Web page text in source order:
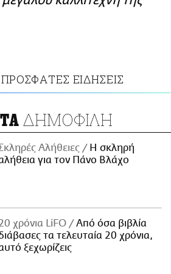
ΠΡΟΣΦΑΤΕΣ ΕΙΔΗΣΕΙΣ
ΔΗΜΟΦΙΛΗ
Αλήθειες
H σκληρή
για τον Πάνο Βλάχο
χρόνια LiFO
Από όσα βιβλία
τα τελευταία 20 χρόνια,
ξεχωρίζεις